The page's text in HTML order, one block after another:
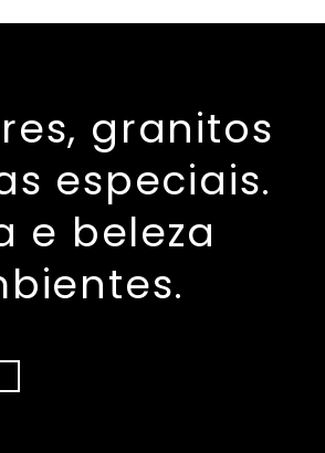
granitos
especiais.
e beleza